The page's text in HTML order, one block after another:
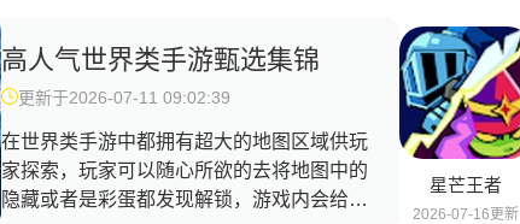
和优势，玩家可以自由的战斗或者是大世界
高人气世界类手游甄选集锦
更新于2026-07-11 09:02:39
在世界类手游中都拥有超大的地图区域供玩
家探索，玩家可以随心所欲的去将地图中的
隐藏或者是彩蛋都发现解锁，游戏内会给玩
星芒王者
2026-07-16更新